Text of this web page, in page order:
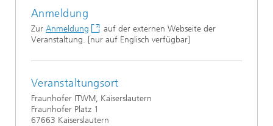
Anmeldung
Zur Anmeldung
auf der externen Webseite der
Veranstaltung. [nur auf Englisch verfügbar]
Veranstaltungsort
Fraunhofer ITWM, Kaiserslautern
Fraunhofer Platz 1
67663 Kaiserslautern